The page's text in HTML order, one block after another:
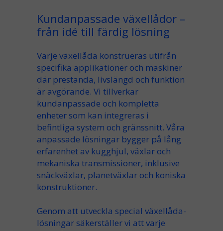
Kundanpassade växellådor –
från idé till färdig lösning
Varje växellåda konstrueras utifrån
specifika applikationer och maskiner
där prestanda, livslängd och funktion
är avgörande. Vi tillverkar
kundanpassade och kompletta
enheter som kan integreras i
befintliga system och gränssnitt. Våra
anpassade lösningar bygger på lång
erfarenhet av kugghjul, växlar och
mekaniska transmissioner, inklusive
snäckväxlar, planetväxlar och koniska
konstruktioner.
Genom att utveckla special växellåda-
lösningar säkerställer vi att varje